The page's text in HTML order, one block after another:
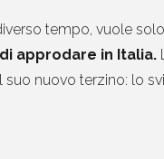
tempo, vuole
approdare in Italia.
nuovo terzino: lo